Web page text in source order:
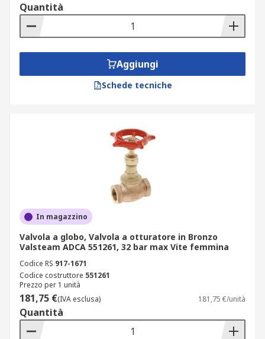
Quantità
Aggiungi
Schede tecniche
In magazzino
Valvola a globo, Valvola a otturatore in Bronzo
Valsteam ADCA 551261, 32 bar max Vite femmina
Codice RS 917-1671
Codice costruttore 551261
Prezzo per 1 unità
181,75 €(IVA esclusa) 181,75 €/unità
Quantità